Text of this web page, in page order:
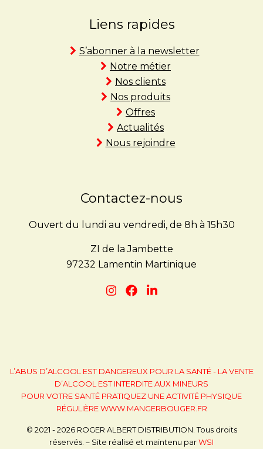
Liens rapides
S’abonner à la newsletter
Notre métier
Nos clients
Nos produits
Offres
Actualités
Nous rejoindre
Contactez-nous
Ouvert du lundi au vendredi, de 8h à 15h30
ZI de la Jambette
97232 Lamentin Martinique
L’ABUS D’ALCOOL EST DANGEREUX POUR LA SANTÉ - LA VENTE
D’ALCOOL EST INTERDITE AUX MINEURS
POUR VOTRE SANTÉ PRATIQUEZ UNE ACTIVITÉ PHYSIQUE
RÉGULIÈREWWW.MANGERBOUGER.FR
© 2021 - 2026 ROGER ALBERT DISTRIBUTION. Tous droits
réservés. – Site réalisé et maintenu parWSI